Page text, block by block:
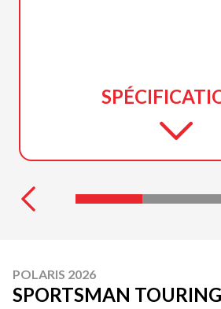
POLARIS 2026
SPORTSMAN